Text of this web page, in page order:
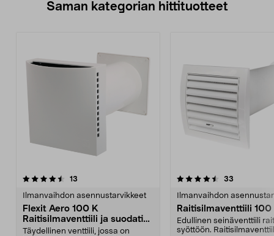
Saman kategorian hittituotteet
13
Ilmanvaihdon asennustarvikkeet
Flexit Aero 100 K
Raitisilmaventtiili ja suodatin,
valkoinen
Täydellinen venttiili, jossa on
4.5 viidestä
33
Ilmanvaihdon
Raitisilmaventtiili 100
Edullinen seinäventtiili
syöttöön.
4.5 viidestä